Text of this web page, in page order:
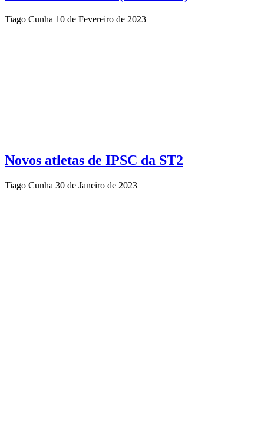
Tiago Cunha 10 de Fevereiro de 2023
Novos atletas de IPSC da ST2
Tiago Cunha 30 de Janeiro de 2023